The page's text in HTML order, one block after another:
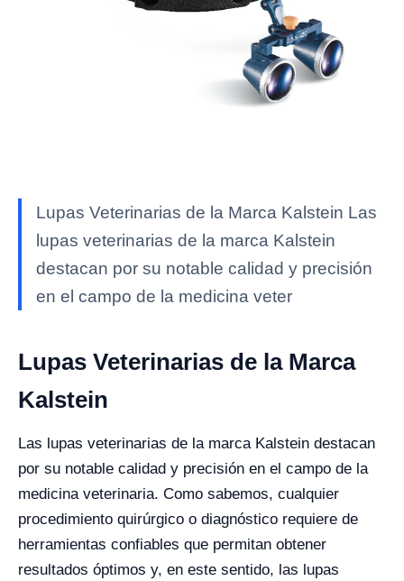
Lupas Veterinarias de la Marca Kalstein Las
lupas veterinarias de la marca Kalstein
destacan por su notable calidad y precisión
en el campo de la medicina veter
Lupas Veterinarias de la Marca
Kalstein
Las lupas veterinarias de la marca Kalstein destacan
por su notable calidad y precisión en el campo de la
medicina veterinaria. Como sabemos, cualquier
procedimiento quirúrgico o diagnóstico requiere de
herramientas confiables que permitan obtener
resultados óptimos y, en este sentido, las lupas